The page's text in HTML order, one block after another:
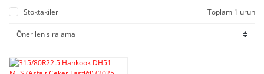
Stoktakiler Toplam 1 ürün